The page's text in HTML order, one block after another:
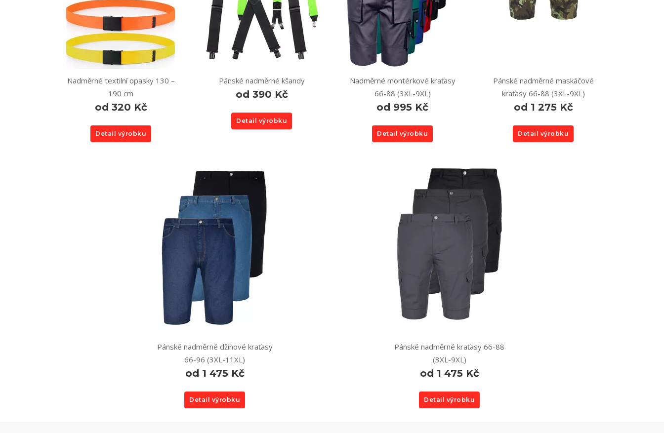
Nadměrné textilní opasky 130 –
190 cm
od 320 Kč
Detail výrobku
Pánské nadměrné kšandy
od 390 Kč
Detail výrobku
Nadměrné montérkové kraťasy
66-88 (3XL-9XL)
od 995 Kč
Detail výrobku
Pánské nadměrné maskáčové
kraťasy 66-88 (3XL-9XL)
od 1 275 Kč
Detail výrobku
Pánské nadměrné džínové kraťasy
66-96 (3XL-11XL)
od 1 475 Kč
Detail výrobku
Pánské nadměrné kraťasy 66-88
(3XL-9XL)
od 1 475 Kč
Detail výrobku